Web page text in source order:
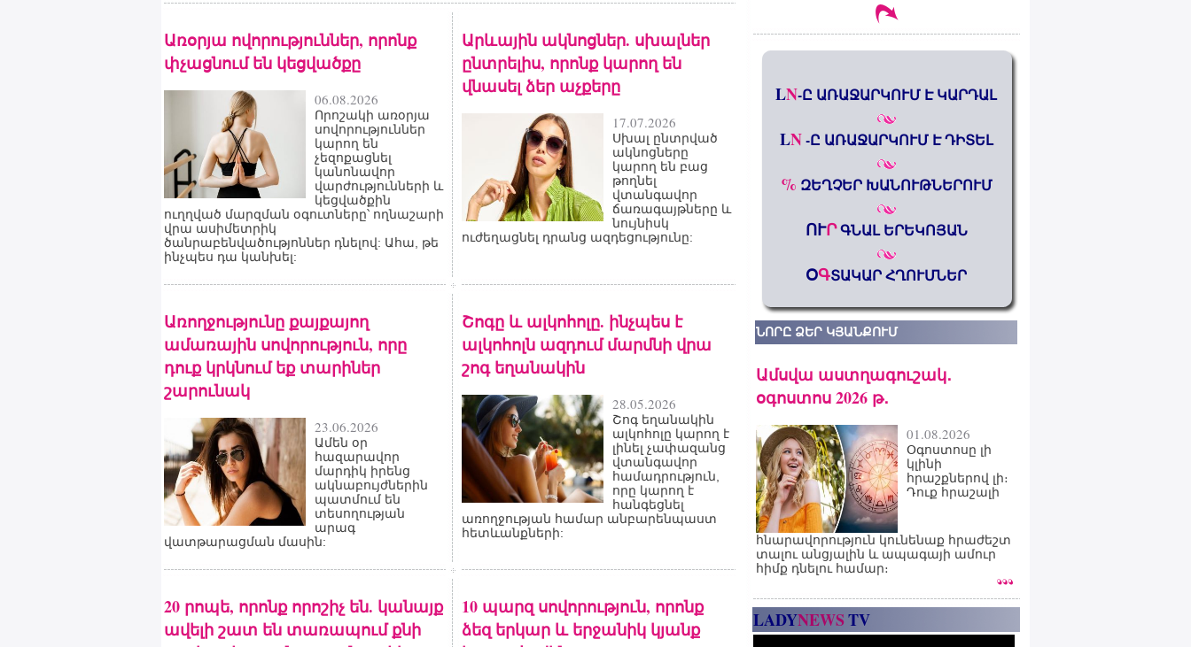
Առօրյա ովորություններ, որոնք
փչացնում են կեցվածքը
06.08.2026
Որոշակի առօրյա
սովորություններ
կարող են
չեզոքացնել
կանոնավոր
վարժությունների և
կեցվածքին
ուղղված մարզման օգուտները՝ ողնաշարի
վրա ասիմետրիկ
ծանրաբենվածությոններ դնելով: Ահա, թե
ինչպես դա կանխել:
Արևային ակնոցներ. սխալներ
ընտրելիս, որոնք կարող են
վնասել ձեր աչքերը
17.07.2026
Սխալ ընտրված
ակնոցները
կարող են բաց
թողնել
վտանգավոր
ճառագայթները և
նույնիսկ
ուժեղացնել դրանց ազդեցությունը:
Առողջությունը քայքայող
ամառային սովորություն, որը
դուք կրկնում եք տարիներ
շարունակ
23.06.2026
Ամեն օր
հազարավոր
մարդիկ իրենց
ակնաբույժներին
պատմում են
տեսողության
արագ
վատթարացման մասին:
Շոգը և ալկոհոլը. ինչպես է
ալկոհոլն ազդում մարմնի վրա
շոգ եղանակին
28.05.2026
Շոգ եղանակին
ալկոհոլը կարող է
լինել չափազանց
վտանգավոր
համադրություն,
որը կարող է
հանգեցնել
առողջության համար անբարենպաստ
հետևանքների:
20 րոպե, որոնք որոշիչ են. կանայք
ավելի շատ են տառապում քնի
10 պարզ սովորություն, որոնք
ձեզ երկար և երջանիկ կյանք
LN-Ը ԱՌԱՋԱՐԿՈՒՄ Է ԿԱՐԴԱԼ
LN-Ը ԱՌԱՋԱՐԿՈՒՄ Է ԴԻՏԵԼ
% ԶԵՂՉԵՐ ԽԱՆՈՒԹՆԵՐՈՒՄ
ՈՒՐԳՆԱԼ ԵՐԵԿՈՅԱՆ
ՕԳՏԱԿԱՐ ՀՂՈՒՄՆԵՐ
ՆՈՐԸ ՁԵՐ ԿՅԱՆՔՈՒՄ
Ամսվա աստղագուշակ․
օգոստոս 2026 թ․
01.08.2026
Օգոստոսը լի
կլինի
հրաշքներով լի։
Դուք հրաշալի
հնարավորություն կունենաք հրաժեշտ
տալու անցյալին և ապագայի ամուր
հիմք դնելու համար։
LADYNEWSTV